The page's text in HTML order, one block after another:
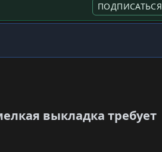
ПОДПИСАТЬСЯ
выкладка требует